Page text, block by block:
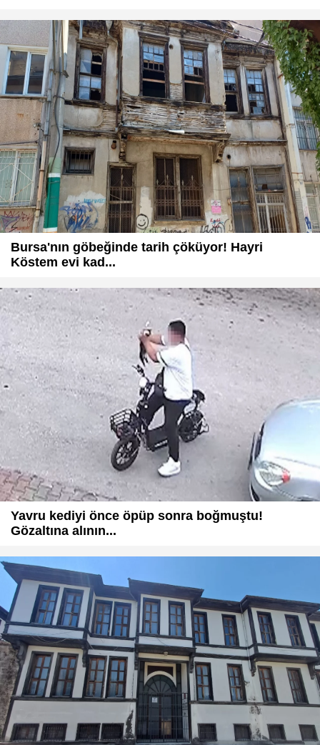
Bursa'nın göbeğinde tarih çöküyor! Hayri
Köstem evi kad...
Yavru kediyi önce öpüp sonra boğmuştu!
Gözaltına alının...